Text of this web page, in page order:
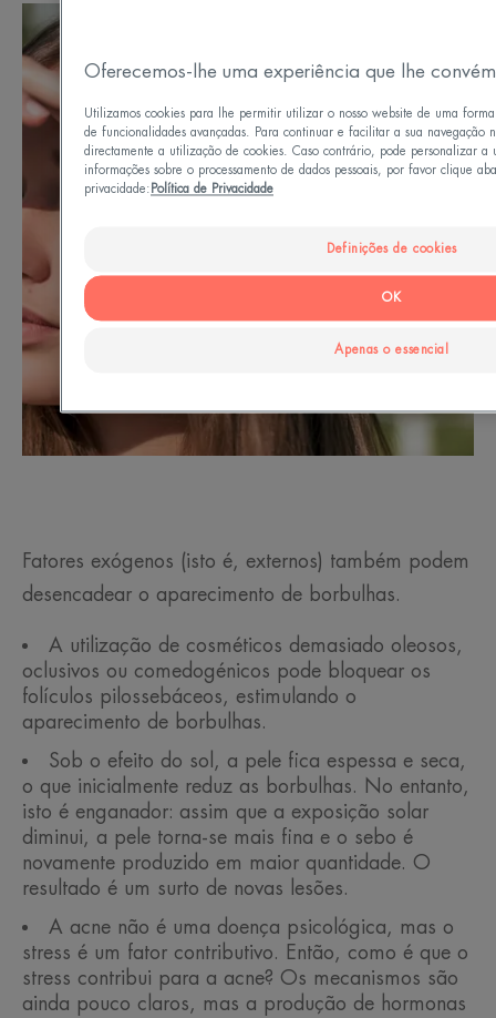
Fatores exógenos (isto é, externos) também podem
desencadear o aparecimento de borbulhas.
A utilização de cosméticos demasiado oleosos,
oclusivos ou comedogénicos pode bloquear os
folículos pilossebáceos, estimulando o
aparecimento de borbulhas.
Sob o efeito do sol, a pele fica espessa e seca,
o que inicialmente reduz as borbulhas. No entanto,
isto é enganador: assim que a exposição solar
diminui, a pele torna-se mais fina e o sebo é
novamente produzido em maior quantidade. O
resultado é um surto de novas lesões.
A acne não é uma doença psicológica, mas o
stress é um fator contributivo. Então, como é que o
stress contribui para a acne? Os mecanismos são
ainda pouco claros, mas a produção de hormonas
Oferecemos-lhe uma experiência que lhe
Utilizamos cookies para lhe permitir utilizar o nosso website de uma
de funcionalidades avançadas. Para continuar e facilitar a sua navegação
directamente a utilização de cookies. Caso contrário, pode personalizar a
informações sobre o processamento de dados pessoais, por favor clique
privacidade: Política de Privacidade
Definições de cookies
Apenas o essencial
OK